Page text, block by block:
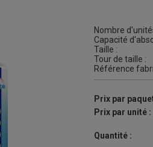
Nombre
Capacité
Taille :
Tour de taille :
Référence
Prix par
Prix par unité :
Quantité :